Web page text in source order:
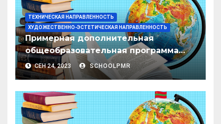
ТЕХНИЧЕСКАЯ НАПРАВЛЕННОСТЬ
ХУДОЖЕСТВЕННО-ЭСТЕТИЧЕСКАЯ НАПРАВЛЕННОСТЬ
Примерная дополнительная
общеобразовательная программа
профессиональной пробы для
учащихся 9-11-х классов «Основы
СЕН 24, 2023 SCHOOLPMR